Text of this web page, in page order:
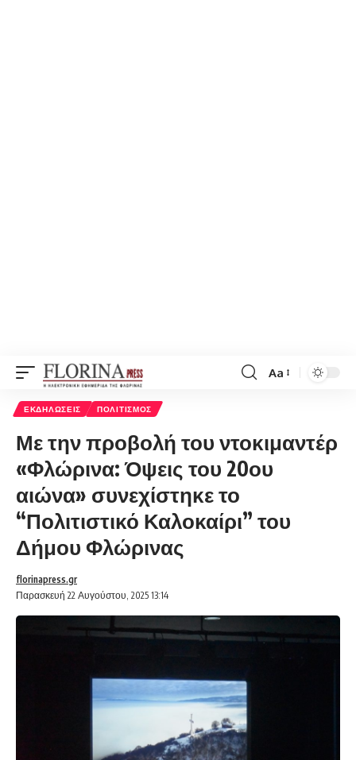
Font
Aa
ΕΚΔΗΛΏΣΕΙΣ ΠΟΛΙΤΙΣΜΌΣ
Με την προβολή του ντοκιμαντέρ
«Φλώρινα: Όψεις του 20ου
αιώνα» συνεχίστηκε το
“Πολιτιστικό Καλοκαίρι” του
Δήμου Φλώρινας
Παρασκευή 22 Αυγούστου, 2025 13:14
florinapress.gr